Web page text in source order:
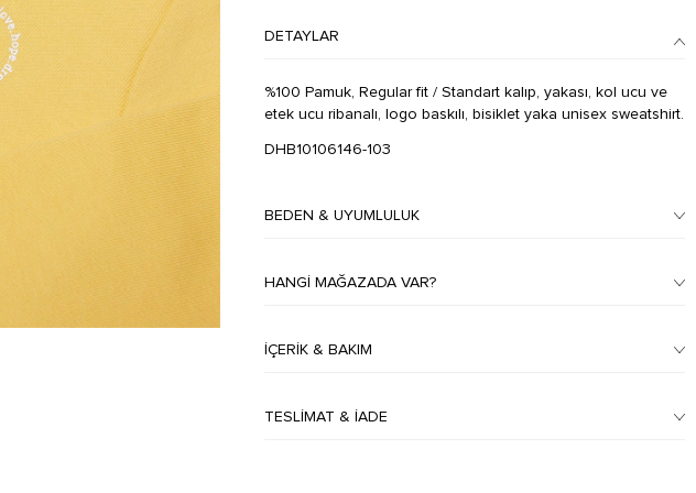
DETAYLAR
%100 Pamuk, Regular fit / Standart kalıp, yakası, kol ucu ve
etek ucu ribanalı, logo baskılı, bisiklet yaka unisex sweatshirt.
DHB10106146-103
BEDEN & UYUMLULUK
HANGI MAĞAZADA VAR?
İÇERIK & BAKIM
TESLIMAT & İADE